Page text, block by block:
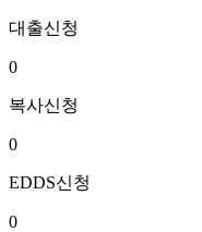
대출신청
0
복사신청
0
EDDS신청
0